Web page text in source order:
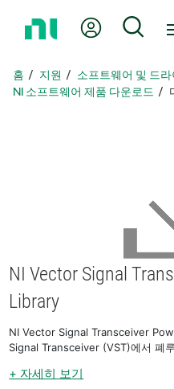
지
로
내 계정 검색
홈 지원
소프트웨어 및 드
NI 소프트웨어 제품 다운로드
NI Vector Signal
Library
NI Vector Signal Transceiver
Signal Transceiver (VST)에서 폐
+ 자세히 보기